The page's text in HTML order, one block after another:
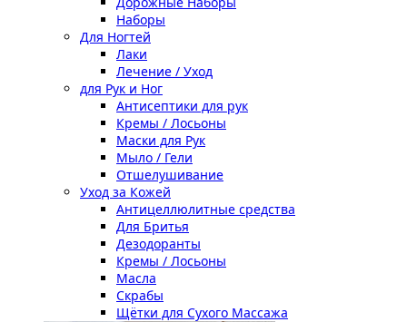
Наборы
Для Ногтей
Лаки
Лечение / Уход
для Рук и Ног
Антисептики для рук
Кремы / Лосьоны
Маски для Рук
Мыло / Гели
Отшелушивание
Уход за Кожей
Антицеллюлитные средства
Для Бритья
Дезодоранты
Кремы / Лосьоны
Масла
Скрабы
Щётки для Сухого Массажа